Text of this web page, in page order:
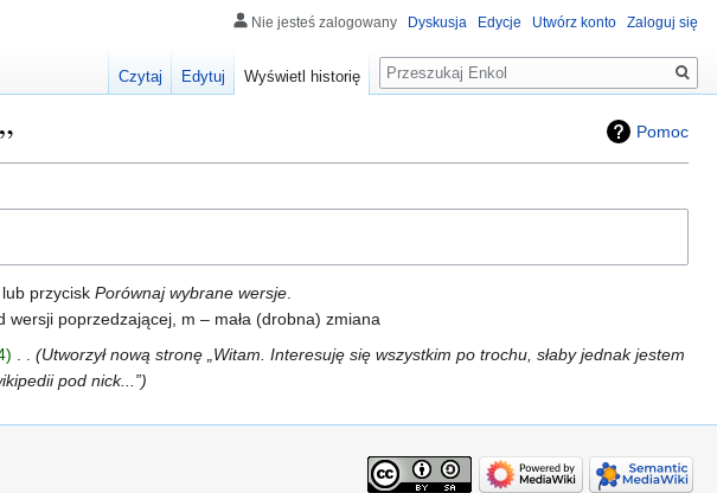
Pomoc
przycisk Porównaj wybrane wersje
poprzedzającej, m – mała (drobna) zmiana
Utworzył nową stronę „Witam. Interesuję się wszystkim po trochu, słaby jednak jestem
pod nick...”
Nie jesteś zalogowany Dyskusja Edycje Utwórz konto Zaloguj się
Czytaj Edytuj Wyświetl historię
Szukaj